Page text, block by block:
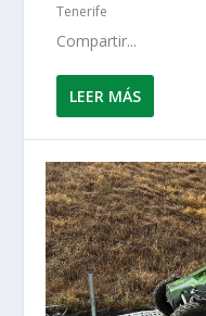
Tenerife
Compartir...
LEER MÁS